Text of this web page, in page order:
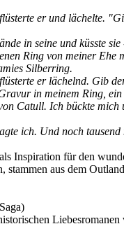
er und lächelte.
in seine und küsste
Ring von meiner Ehe
Silberring.
er lächelnd. Gib
in meinem Ring,
Catull. Ich bückte mich
ich. Und noch tausend
Inspiration für den
stammen aus dem
Liebesromanen